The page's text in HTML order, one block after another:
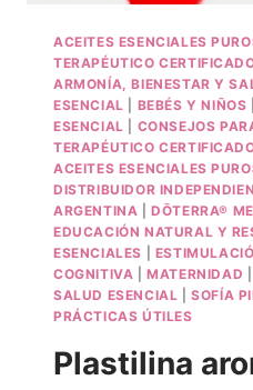
ACEITES ESENCIALES
TERAPÉUTICO
ARMONÍA, BIENESTAR Y
ESENCIAL
BEBÉS Y NIÑOS
ESENCIAL
CONSEJOS
TERAPÉUTICO
ACEITES ESENCIALES
DISTRIBUIDOR
ARGENTINA |DŌTERRA®
EDUCACIÓN NATURAL Y
ESENCIALES
COGNITIVA |MATERNIDAD
SALUD ESENCIAL |SOFÍA
PRÁCTICAS ÚTILES
Plastilina